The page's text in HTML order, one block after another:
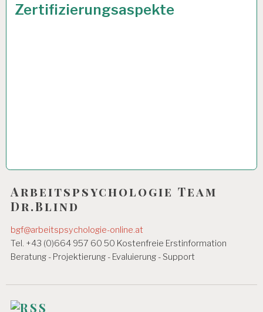
Zertifizierungsaspekte
Arbeitspsychologie Team
Dr.Blind
bgf@arbeitspsychologie-online.at
Tel. +43 (0)664 957 60 50 Kostenfreie Erstinformation
Beratung - Projektierung - Evaluierung - Support